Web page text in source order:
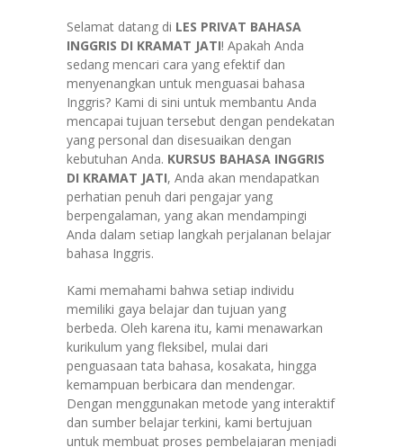
Selamat datang di LES PRIVAT BAHASA
INGGRIS DI KRAMAT JATI! Apakah Anda
sedang mencari cara yang efektif dan
menyenangkan untuk menguasai bahasa
Inggris? Kami di sini untuk membantu Anda
mencapai tujuan tersebut dengan pendekatan
yang personal dan disesuaikan dengan
kebutuhan Anda. KURSUS BAHASA INGGRIS
DI KRAMAT JATI, Anda akan mendapatkan
perhatian penuh dari pengajar yang
berpengalaman, yang akan mendampingi
Anda dalam setiap langkah perjalanan belajar
bahasa Inggris.
Kami memahami bahwa setiap individu
memiliki gaya belajar dan tujuan yang
berbeda. Oleh karena itu, kami menawarkan
kurikulum yang fleksibel, mulai dari
penguasaan tata bahasa, kosakata, hingga
kemampuan berbicara dan mendengar.
Dengan menggunakan metode yang interaktif
dan sumber belajar terkini, kami bertujuan
untuk membuat proses pembelajaran menjadi